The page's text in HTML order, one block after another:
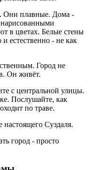
Они плавные. Дома -
в цветах. Белые стены
естественно - не как
Город не
Он живёт.
с центральной улицы.
Послушайте, как
по траве.
Суздаля.
город - просто